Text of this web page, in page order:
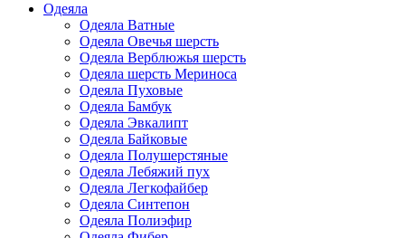
Одеяла
Одеяла Ватные
Одеяла Овечья шерсть
Одеяла Верблюжья шерсть
Одеяла шерсть Мериноса
Одеяла Пуховые
Одеяла Бамбук
Одеяла Эвкалипт
Одеяла Байковые
Одеяла Полушерстяные
Одеяла Лебяжий пух
Одеяла Легкофайбер
Одеяла Синтепон
Одеяла Полиэфир